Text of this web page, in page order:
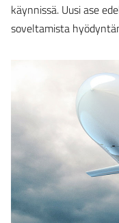
käynnissä. Uusi ase
soveltamista